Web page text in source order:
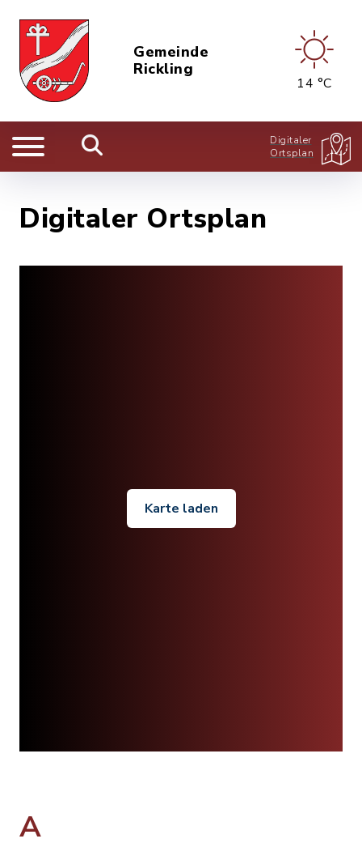
Gemeinde
Rickling
14 °C
Digitaler
Ortsplan
Digitaler Ortsplan
Karte laden
A